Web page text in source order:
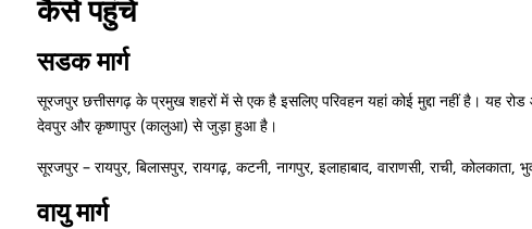
कैसे पहुंचें
सडक मार्ग
सूरजपुर छत्तीसगढ़ के प्रमुख शहरों में से एक है इसलिए परिवहन यहां कोई मुद्दा नहीं है।
देवपुर और कृष्णापुर (कालुआ) से जुड़ा हुआ है।
सूरजपुर – रायपुर, बिलासपुर, रायगढ़, कटनी, नागपुर, इलाहाबाद, वाराणसी, राची,
वायु मार्ग